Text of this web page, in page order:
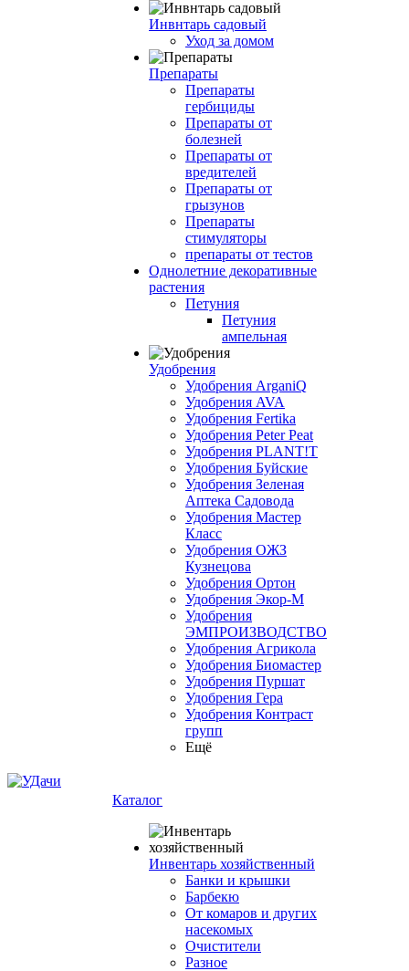
Инвнтарь садовый
Уход за домом
Препараты
Препараты
гербициды
Препараты от
болезней
Препараты от
вредителей
Препараты от
грызунов
Препараты
стимуляторы
препараты от тестов
Однолетние декоративные
растения
Петуния
Петуния
ампельная
Удобрения
Удобрения ArganiQ
Удобрения AVA
Удобрения Fertika
Удобрения Peter Peat
Удобрения PLANT!T
Удобрения Буйские
Удобрения Зеленая
Аптека Садовода
Удобрения Мастер
Класс
Удобрения ОЖЗ
Кузнецова
Удобрения Ортон
Удобрения Экор-М
Удобрения
ЭМПРОИЗВОДСТВО
Удобрения Агрикола
Удобрения Биомастер
Удобрения Пуршат
Удобрения Гера
Удобрения Контраст
групп
Ещё
Каталог
Инвентарь хозяйственный
Банки и крышки
Барбекю
От комаров и других
насекомых
Очистители
Разное